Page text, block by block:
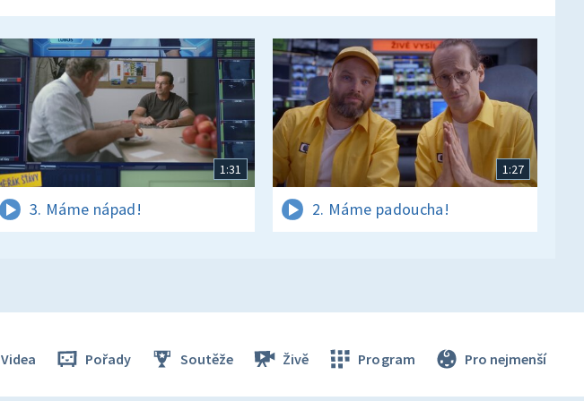
1:31
3. Máme nápad!
1:27
2. Máme padoucha!
Videa Pořady Soutěže Živě Program Pro nejmenší